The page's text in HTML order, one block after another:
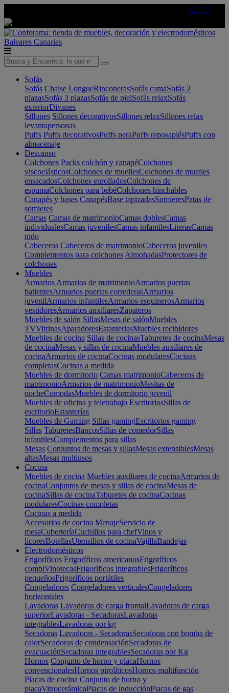
AQUÍ
Baleares Canarias
Sofás
Sofás Chaise LongueRinconerasSofás camaSofás 2
plazasSofás 3 plazasSofás de pielSofás relaxSofás
exteriorDivanes
Sillones Sillones decorativosSillones relaxSillones relax
levantapersonas
Puffs Puffs decorativosPuffs peraPuffs reposapiésPuffs con
almacenaje
Descanso
Colchones Packs colchón y canapéColchones
viscoelásticosColchones de muellesColchones de muelles
ensacadosColchones enrolladosColchones de
espumaColchones para bebéColchones hinchables
Canapés y bases CanapésBase tapizadasSomieresPatas de
somieres
Camas Camas de matrimonioCamas doblesCamas
individualesCamas juvenilesCamas infantilesLiterasCamas
nido
Cabeceros Cabeceros de matrimonioCabeceros juveniles
Complementos para colchones AlmohadasProtectores de
colchones
Muebles
Armarios Armarios de matrimonioArmarios puertas
batientesArmarios puertas correderasArmarios
juvenilArmarios infantilesArmarios esquinerosArmarios
vestidoresArmarios auxiliaresZapateros
Muebles de salón SillasMesas de salónMuebles
TVVitrinasAparadoresEstanteriasMuebles recibidores
Muebles de cocina Sillas de cocinasTaburetes de cocinaMesas
de cocinaMesas y sillas de cocinaMuebles auxiliares de
cocinaArmarios de cocinaCocinas modularesCocinas
completasCocinas a medida
Muebles de dormitorio Camas matrimonioCabeceros de
matrimonioArmarios de matrimonioMesitas de
nocheComodasMuebles de dormitorio juvenil
Muebles de oficina y teletrabajo EscritoriosSillas de
escritorioEstanterías
Muebles de Gaming Sillas gamingEscritorios gaming
Sillas TaburetesBancosSillas de comedorSillas
infantilesComplementos para sillas
Mesas Conjuntos de mesas y sillasMesas extensiblesMesas
altasMesas multiusos
Cocina
Muebles de cocina Muebles auxiliares de cocinaArmarios de
cocinaConjuntos de mesas y sillas de cocinaMesas de
cocinaSillas de cocinaTaburetes de cocinaCocinas
modularesCocinas completas
Cocinas a medida
Accesorios de cocina MenajeServicio de
mesaCuberteríaCuchillos para chefVinos y
licoresBotellasUtensilios de cocinaVajillaBandejas
Electrodomésticos
Frigoríficos Frigoríficos americanosFrigoríficos
combiVinotecasFrigoríficos integrablesFrigoríficos
pequeñosFrigoríficos portátiles
Congeladores Congeladores verticalesCongeladores
horizontales
Lavadoras Lavadoras de carga frontalLavadoras de carga
superiorLavadoras - SecadorasLavadoras
integrablesLavadoras por kg
Secadoras Lavadoras - SecadorasSecadoras con bomba de
calorSecadoras de condensaciónSecadoras de
evacuaciónSecadoras integrablesSecadoras por Kg
Hornos Conjunto de horno y placaHornos
convencionalesHornos pirolíticosHornos multifunción
Placas de cocina Conjunto de horno y
placaVitrocerámicaPlacas de inducciónPlacas de gas